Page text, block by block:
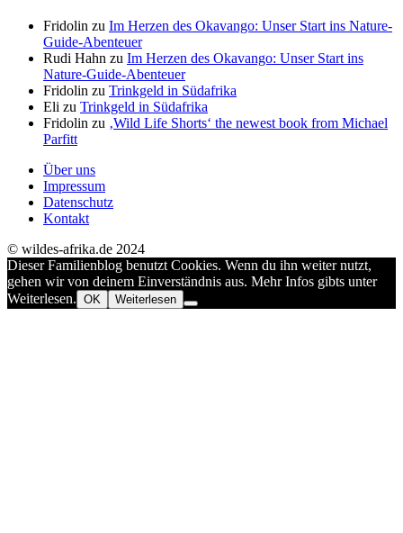
Fridolin zu Im Herzen des Okavango: Unser Start ins Nature-
Guide-Abenteuer
Rudi Hahn zu Im Herzen des Okavango: Unser Start ins
Nature-Guide-Abenteuer
Fridolin zu Trinkgeld in Südafrika
Eli zu Trinkgeld in Südafrika
Fridolin zu ‚Wild Life Shorts‘ the newest book from Michael
Parfitt
Über uns
Impressum
Datenschutz
Kontakt
© wildes-afrika.de 2024
Dieser Familienblog benutzt Cookies. Wenn du ihn weiter nutzt,
gehen wir von deinem Einverständnis aus. Mehr Infos gibts unter
Weiterlesen. OK Weiterlesen